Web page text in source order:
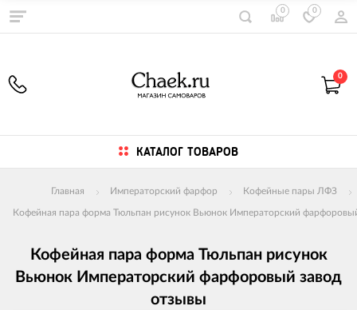
0 0
0
КАТАЛОГ ТОВАРОВ
Главная Императорский фарфор Кофейные пары ЛФЗ
Кофейная пара форма Тюльпан рисунок Вьюнок Императорский
Кофейная пара форма Тюльпан рисунок
Вьюнок Императорский фарфоровый завод
отзывы